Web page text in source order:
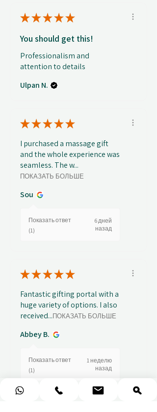
★★★★★
You should get this!
Professionalism and
attention to details
Ulpan N.
★★★★★
I purchased a massage gift
and the whole experience was
seamless. The w...
ПОКАЗАТЬ БОЛЬШЕ
Sou
Показать ответ
(1)
6 дней
назад
★★★★★
Fantastic gifting portal with a
huge variety of options. I also
received...ПОКАЗАТЬ БОЛЬШЕ
Abbey B.
Показать ответ
(1)
1 неделю
назад